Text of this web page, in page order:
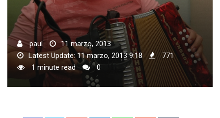
paul
11 marzo, 2013
Latest Update: 11 marzo, 2013 9:18
771
1 minute read
0